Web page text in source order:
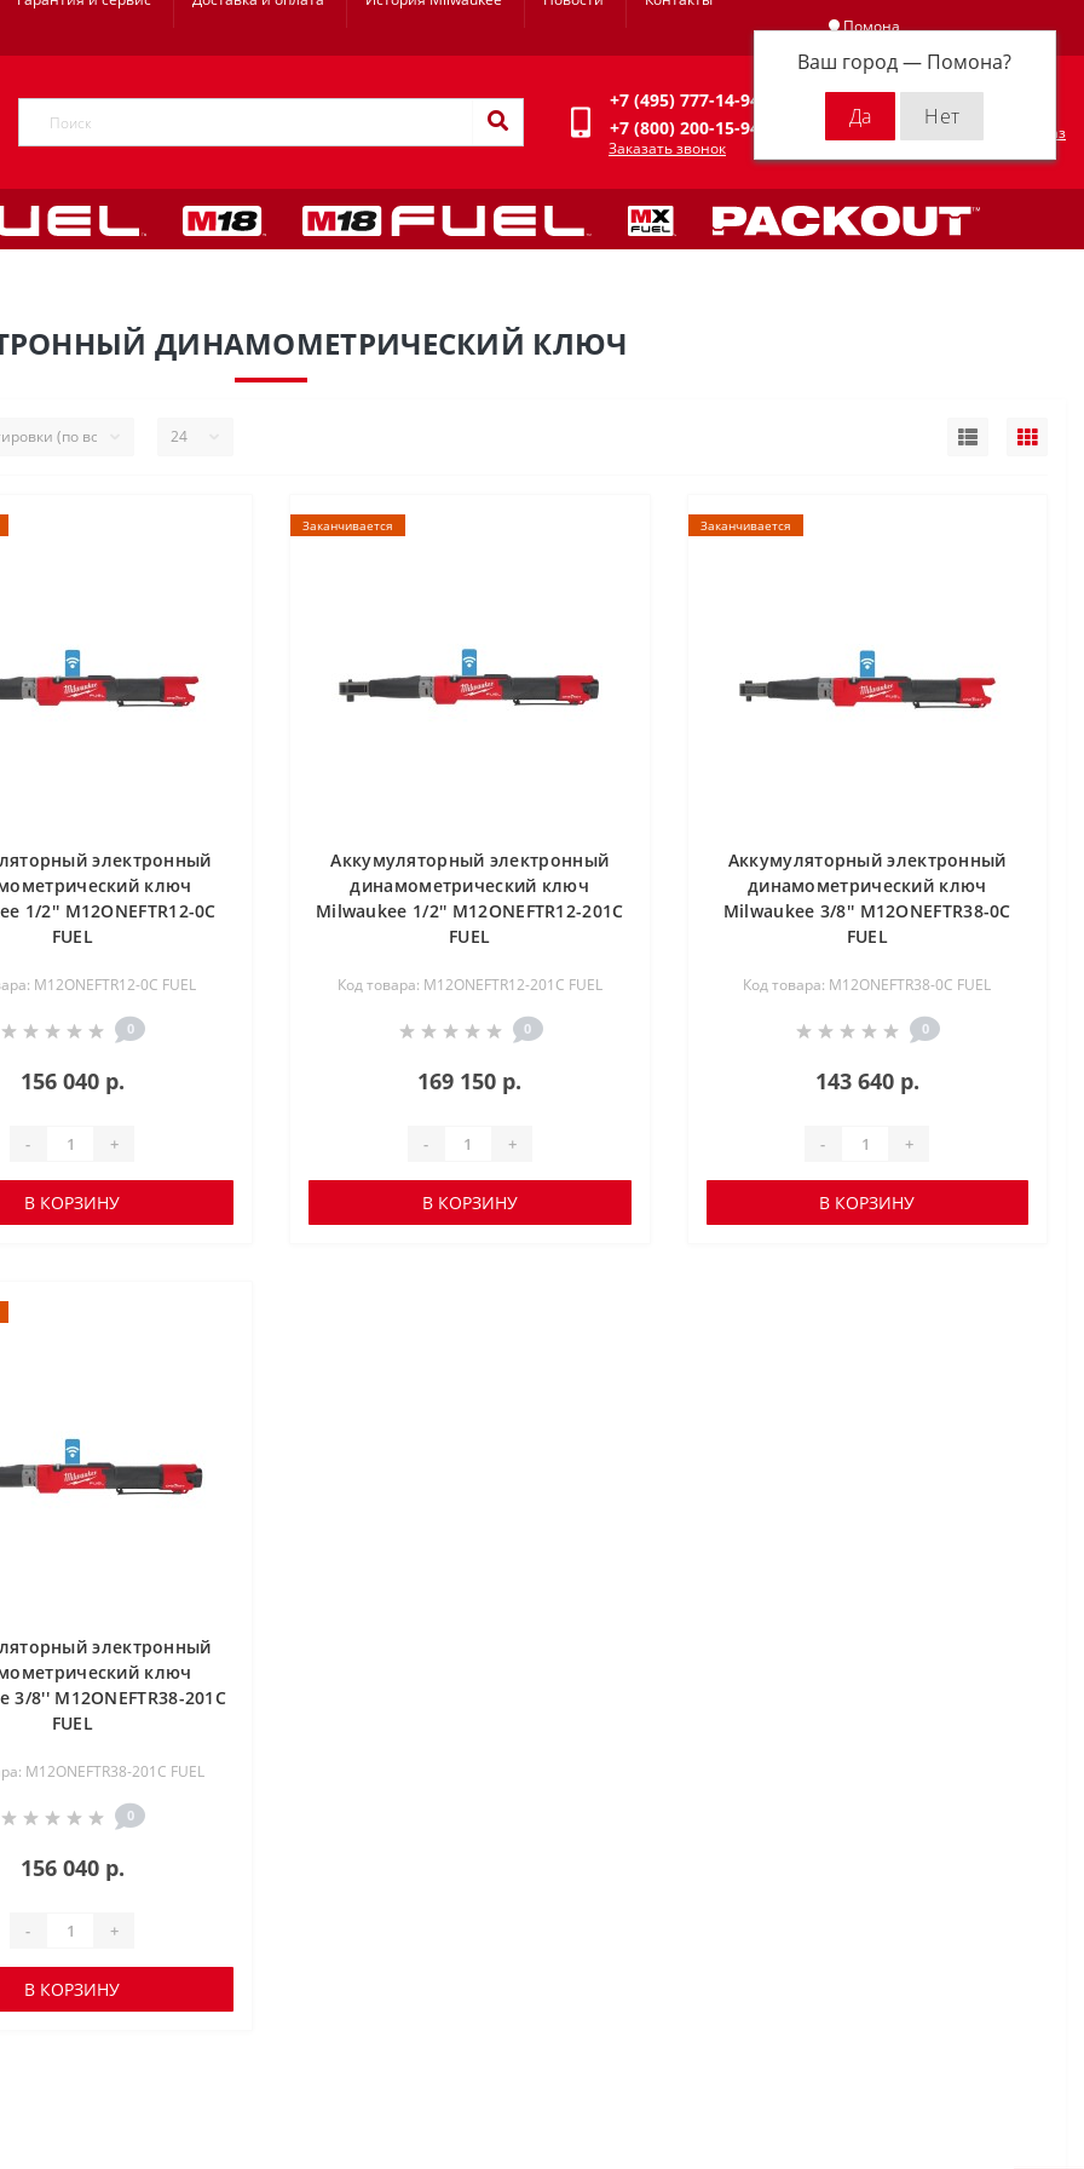
Помона
Ваш город — Помона?
Личный кабинет
+7 (495) 777-14-94
+7 (800) 200-15-94
Заказать звонок
0 р.
Оформить заказ
ДИНАМОМЕТРИЧЕСКИЙ КЛЮЧ
электронный
ключ
1/2'' M12ONEFTR12-0C
FUEL
M12ONEFTR12-0C FUEL
0
156 040 р.
- +
В КОРЗИНУ
Заканчивается
Аккумуляторный электронный
динамометрический ключ
Milwaukee 1/2'' M12ONEFTR12-201C
FUEL
Код товара: M12ONEFTR12-201C FUEL
0
169 150 р.
- +
В КОРЗИНУ
Заканчивается
Аккумуляторный электронный
динамометрический ключ
Milwaukee 3/8'' M12ONEFTR38-0C
FUEL
Код товара: M12ONEFTR38-0C FUEL
0
143 640 р.
- +
В КОРЗИНУ
электронный
ключ
3/8'' M12ONEFTR38-201C
FUEL
M12ONEFTR38-201C FUEL
0
156 040 р.
- +
В КОРЗИНУ